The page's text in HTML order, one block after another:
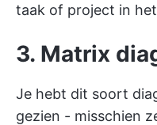
taak of project in
3. Matrix
Je hebt dit soort
gezien - misschien